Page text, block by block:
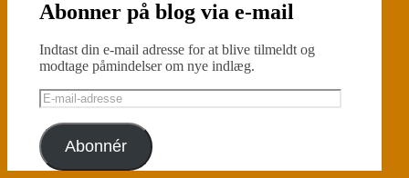
Abonner på blog via e-mail
Indtast din e-mail adresse for at blive tilmeldt og
modtage påmindelser om nye indlæg.
E-
mail-
adresse
Abonnér